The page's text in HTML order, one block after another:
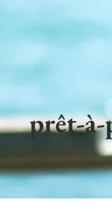
prêt-à-